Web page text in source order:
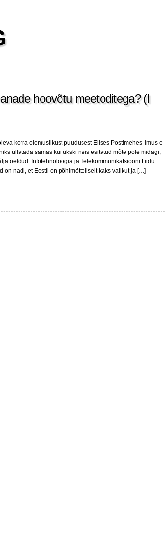
hoovõtu meetoditega? (I
korra olemuslikust puudusest Eilses Postimehes ilmus e-
üllatada samas kui ükski neis esitatud mõte pole midagi,
öeldud. Infotehnoloogia ja Telekommunikatsiooni Liidu
on nadi, et Eestil on põhimõtteliselt kaks valikut ja […]